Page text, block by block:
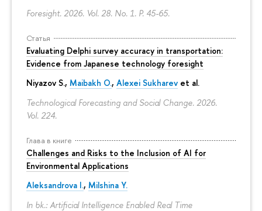
Foresight. 2026. Vol. 28. No. 1. P. 45-65.
Статья
Evaluating Delphi survey accuracy in transportation:
Evidence from Japanese technology foresight
Niyazov S., Maibakh O., Alexei Sukharev et al.
Technological Forecasting and Social Change. 2026.
Vol. 224.
Глава в книге
Challenges and Risks to the Inclusion of AI for
Environmental Applications
Aleksandrova I., Milshina Y.
In bk.: Artificial Intelligence Enabled Real Time